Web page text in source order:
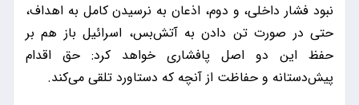
نبود فشار داخلی، و دوم، اذعان به نرسیدن کامل به اهداف،
حتی در صورت تن دادن به آتش‌بس، اسرائیل باز هم بر
حفظ این دو اصل پافشاری خواهد کرد: حق اقدام
پیش‌دستانه و حفاظت از آنچه که دستاورد تلقی می‌کند.